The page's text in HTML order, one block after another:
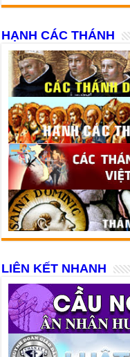
HẠNH CÁC THÁNH
LIÊN KẾT NHANH